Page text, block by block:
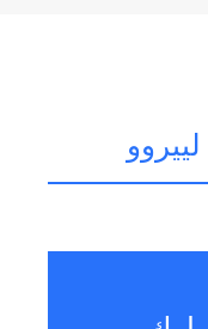
لييروو